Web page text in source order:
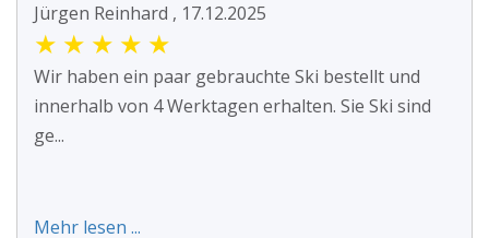
Jürgen Reinhard , 17.12.2025
★ ★ ★ ★ ★
Wir haben ein paar gebrauchte Ski bestellt und
innerhalb von 4 Werktagen erhalten. Sie Ski sind
ge...
Mehr lesen ...